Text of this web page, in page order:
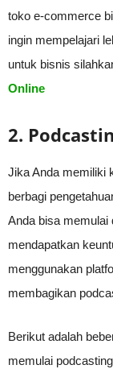
toko e-commerce
ingin mempelajari
untuk bisnis
Online
2.
Jika Anda memiliki
berbagi
Anda bisa memulai
mendapatkan
menggunakan
membagikan
Berikut adalah
memulai